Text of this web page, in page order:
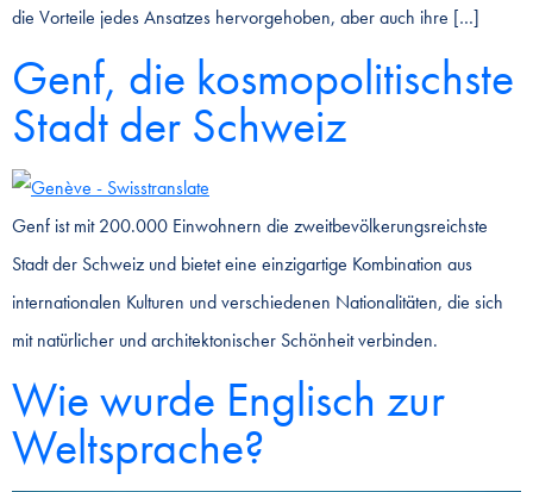
die Vorteile jedes Ansatzes hervorgehoben, aber auch ihre […]
Genf, die kosmopolitischste
Stadt der Schweiz
Genf ist mit 200.000 Einwohnern die zweitbevölkerungsreichste
Stadt der Schweiz und bietet eine einzigartige Kombination aus
internationalen Kulturen und verschiedenen Nationalitäten, die sich
mit natürlicher und architektonischer Schönheit verbinden.
Wie wurde Englisch zur
Weltsprache?